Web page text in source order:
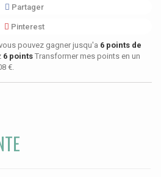
Partager
Pinterest
pouvez gagner jusqu'a 6 points de
6 points Transformer mes points en un
€